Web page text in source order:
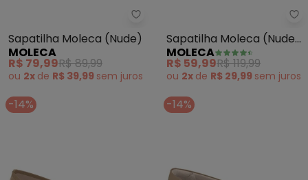
Moleca - Sapatilha Moleca
Sapatilha Moleca (Nude)
MOLECA
R$ 79,99R$ 89,99
ou 2x de R$ 39,99 sem juros
Sapatilha Moleca (Nude)
em Sintético
MOLECA
R$ 59,99R$ 119,99
ou 2x de R$ 29,99 sem juros
-14% -14%